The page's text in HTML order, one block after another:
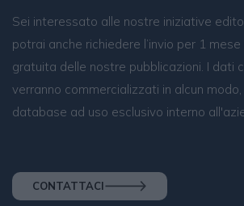
Sei interessato alle nostre iniziative
potrai anche richiedere l’invio per 1
gratuita delle nostre pubblicazioni. I dati
verranno commercializzati in alcun
database ad uso esclusivo interno
CONTATTACI